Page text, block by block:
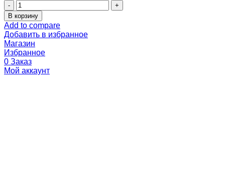
В корзину
Add to compare
Добавить в избранное
Магазин
Избранное
0 Заказ
Мой аккаунт